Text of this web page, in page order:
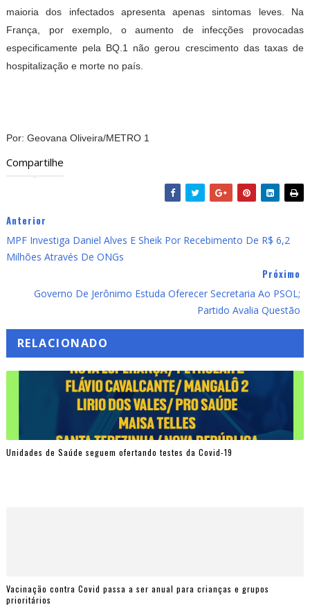
maioria dos infectados apresenta apenas sintomas leves. Na
França, por exemplo, o aumento de infecções provocadas
especificamente pela BQ.1 não gerou crescimento das taxas de
hospitalização e morte no país.
Por: Geovana Oliveira/METRO 1
Compartilhe
Anterior
MPF Investiga Daniel Alves E Sheik Por Recebimento De R$ 6,2
Milhões Através De ONGs
Próximo
Governo De Jerônimo Estuda Oferecer Secretaria Ao PSOL;
Partido Avalia Questão
RELACIONADO
Unidades de Saúde seguem ofertando testes da Covid-19
Vacinação contra Covid passa a ser anual para crianças e grupos
prioritários